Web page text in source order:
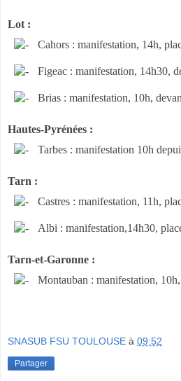
Lot :
Cahors : manifestation, 14h,
Figeac : manifestation, 14h30,
Brias : manifestation, 10h,
Hautes-Pyrénées :
Tarbes : manifestation 10h
Tarn :
Castres : manifestation, 11h,
Albi : manifestation,14h30,
Tarn-et-Garonne :
Montauban : manifestation,
SNASUB FSU TOULOUSE à 09:52
Partager